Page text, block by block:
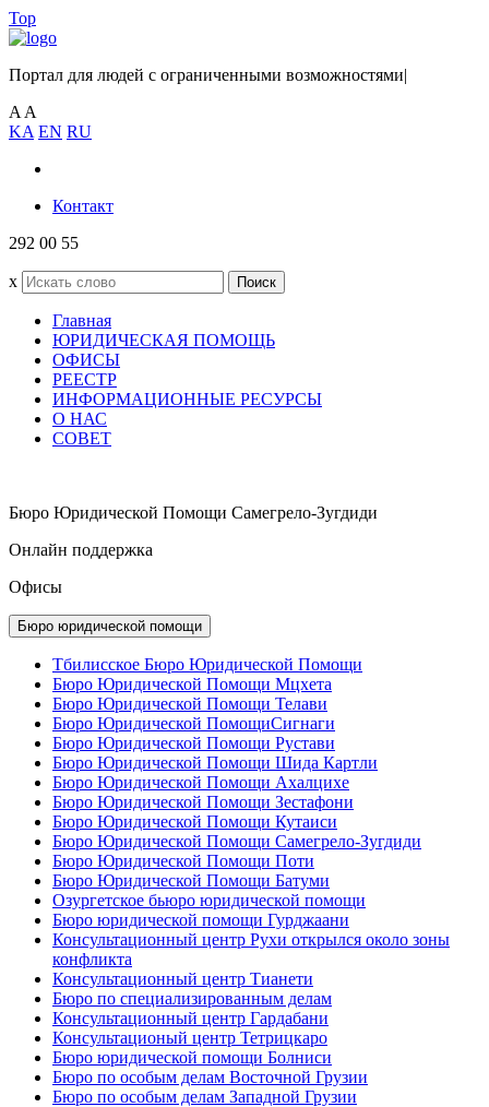
Top
Портал для людей с ограниченными возможностями|
A A
KA EN RU
Контакт
292 00 55
x Поиск
Главная
ЮРИДИЧЕСКАЯ ПОМОЩЬ
ОФИСЫ
РЕЕСТР
ИНФОРМАЦИОННЫЕ РЕСУРСЫ
О НАС
СОВЕТ
Бюро Юридической Помощи Самегрело-Зугдиди
Онлайн поддержка
Офисы
Бюро юридической помощи
Тбилисское Бюро Юридической Помощи
Бюро Юридической Помощи Мцхета
Бюро Юридической Помощи Телави
Бюро Юридической ПомощиСигнаги
Бюро Юридической Помощи Рустави
Бюро Юридической Помощи Шида Картли
Бюро Юридической Помощи Ахалцихе
Бюро Юридической Помощи Зестафони
Бюро Юридической Помощи Кутаиси
Бюро Юридической Помощи Самегрело-Зугдиди
Бюро Юридической Помощи Поти
Бюро Юридической Помощи Батуми
Озургетское бьюро юридической помощи
Бюро юридической помощи Гурджаани
Консультационный центр Рухи открылся около зоны
конфликта
Консультационный центр Тианети
Бюро по специализированным делам
Консультационный центр Гардабани
Консультационый центр Тетрицкаро
Бюро юридической помощи Болниси
Бюро по особым делам Восточной Грузии
Бюро по особым делам Западной Грузии